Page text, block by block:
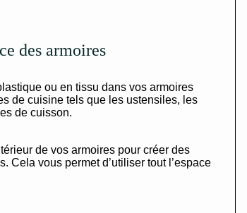
des armoires
ou en tissu dans vos armoires
de cuisine tels que les ustensiles, les
de cuisson.
de vos armoires pour créer des
Cela vous permet d’utiliser tout l’espace